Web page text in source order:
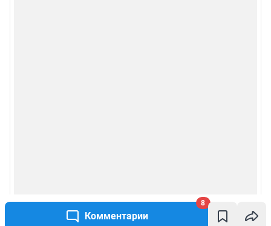
Комментарии
8